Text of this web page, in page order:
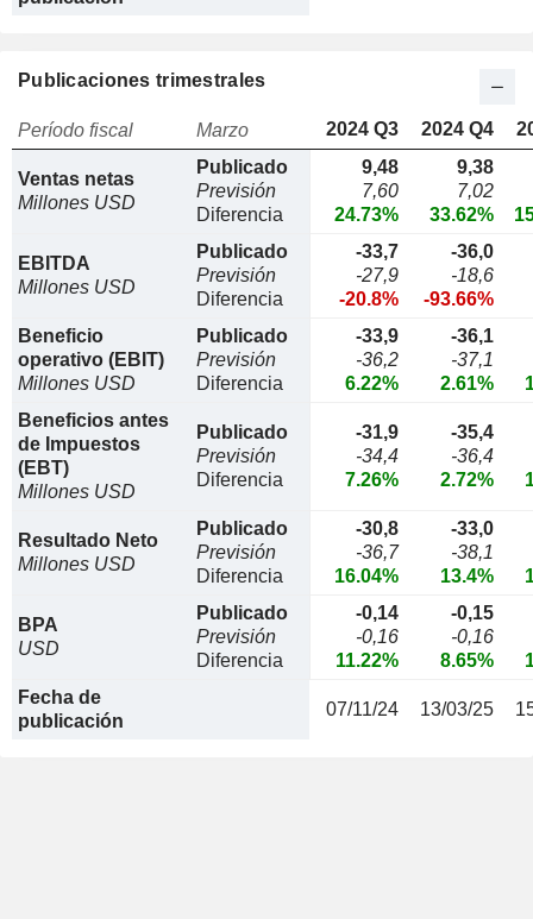
Publicaciones trimestrales
Período fiscal Marzo 2024 Q3 2024 Q4
Ventas netas
Millones USD
Publicado
Previsión
Diferencia
9,48
7,60
24.73%
9,38
7,02
33.62%
EBITDA
Millones USD
Publicado
Previsión
Diferencia
-33,7
-27,9
-20.8%
-36,0
-18,6
-93.66%
Beneficio
operativo (EBIT)
Millones USD
Publicado
Previsión
Diferencia
-33,9
-36,2
6.22%
-36,1
-37,1
2.61%
Beneficios antes
de Impuestos
(EBT)
Millones USD
Publicado
Previsión
Diferencia
-31,9
-34,4
7.26%
-35,4
-36,4
2.72%
Resultado Neto
Millones USD
Publicado
Previsión
Diferencia
-30,8
-36,7
16.04%
-33,0
-38,1
13.4%
BPA
USD
Publicado
Previsión
Diferencia
-0,14
-0,16
11.22%
-0,15
-0,16
8.65%
Fecha de
publicación
07/11/24 13/03/25